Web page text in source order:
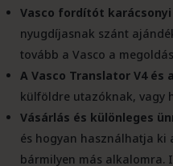
Vasco fordítót
nyugdíjasnak szánt
tovább a Vasco a
A Vasco Translator V4 és
külföldre utazóknak, vagy
Vásárlás és különleges
és hogyan használhatja ki
bármilyen más alkalomra.